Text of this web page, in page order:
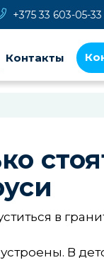
+375 33 603-05-33
Контакты
в
В